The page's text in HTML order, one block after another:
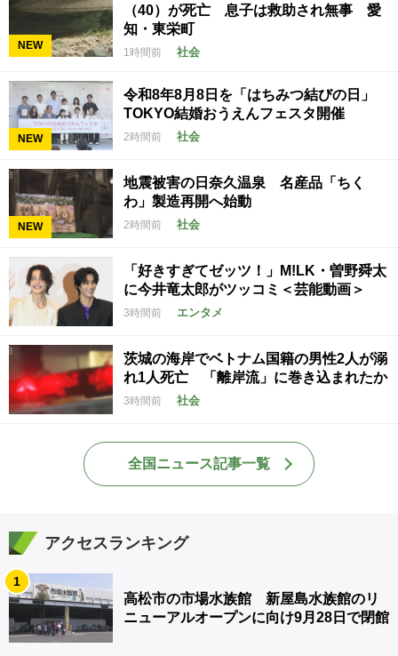
NEW
（40）が死亡 息子は救助され無事 愛
知・東栄町
1時間前 社会
NEW
令和8年8月8日を「はちみつ結びの日」
TOKYO結婚おうえんフェスタ開催
2時間前 社会
NEW
地震被害の日奈久温泉 名産品「ちく
わ」製造再開へ始動
2時間前 社会
「好きすぎてゼッツ！」M!LK・曽野舜太
に今井竜太郎がツッコミ＜芸能動画＞
3時間前 エンタメ
茨城の海岸でベトナム国籍の男性2人が溺
れ1人死亡 「離岸流」に巻き込まれたか
3時間前 社会
全国ニュース記事一覧
アクセスランキング
1
高松市の市場水族館 新屋島水族館のリ
ニューアルオープンに向け9月28日で閉館